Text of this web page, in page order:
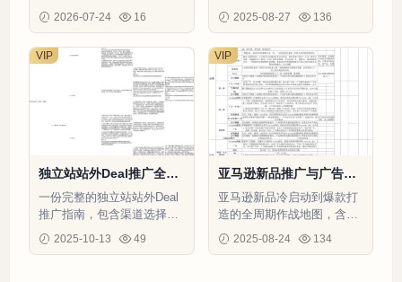
补货等关键环节，提升运营
效率和产品表现。
2026-07-24 16
的全方位策略，助你快速抢
占市场份额
2025-08-27 136
独立站站外Deal推广全流
程指南-27行-1个子表
一份完整的独立站站外Deal
推广指南，包含渠道选择、
折扣设置、效果复盘等全流
程实操方法，助力提升推广
2025-10-13 49
VIP
亚马逊新品推广与广告优
化全周期计划-78行-2个子
表
亚马逊新品冷启动到爆款打
造的全周期作战地图，含独
家广告权重积累心法
2025-08-24 134
VIP